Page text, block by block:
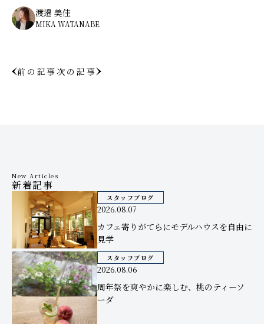
渡邉 美佳
MIKA WATANABE
前の記事次の記事
New Articles
新着記事
スタッフブログ
2026.08.07
カフェ寄りがてらにモデルハウスを自由に
見学
スタッフブログ
2026.08.06
周年祭を爽やかに楽しむ、桃のティーソ
ーダ